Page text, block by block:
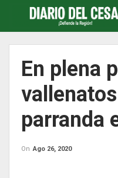
En plena
parranda
On Ago 26, 2020